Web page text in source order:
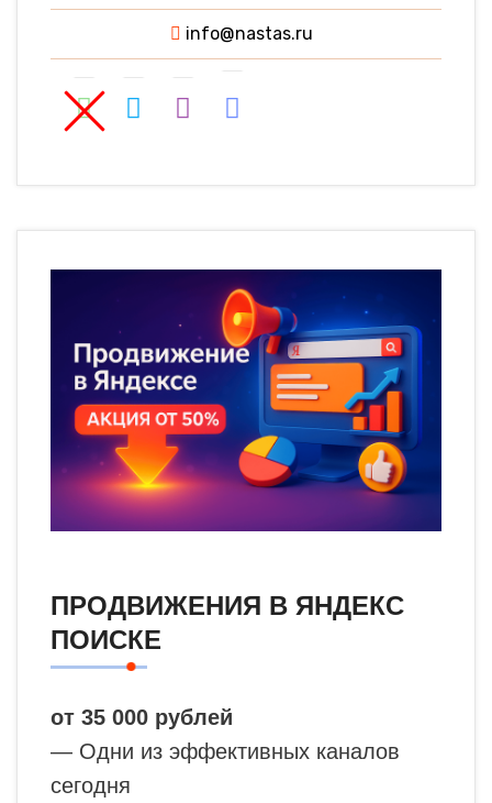
info@nastas.ru
ПРОДВИЖЕНИЯ В ЯНДЕКС
ПОИСКЕ
от 35 000 рублей
— Одни из эффективных каналов
сегодня